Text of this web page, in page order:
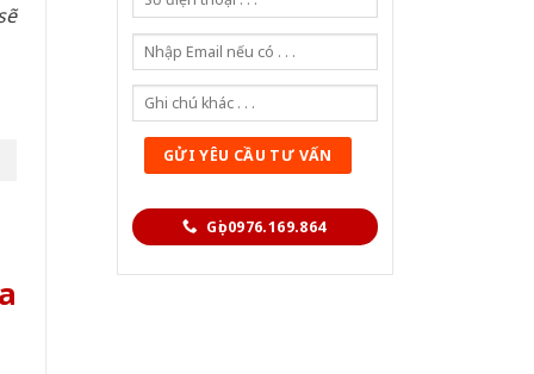
Gọi 0976.169.864